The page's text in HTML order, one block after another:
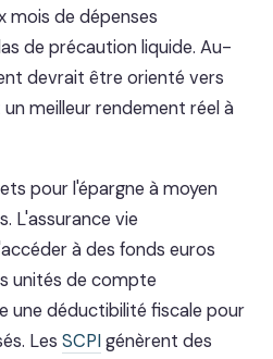
mois de dépenses
de précaution liquide. Au-
devrait être orienté vers
meilleur rendement réel à
pour l'épargne à moyen
L'assurance vie
à des fonds euros
unités de compte
une déductibilité fiscale pour
Les SCPIgénèrent des